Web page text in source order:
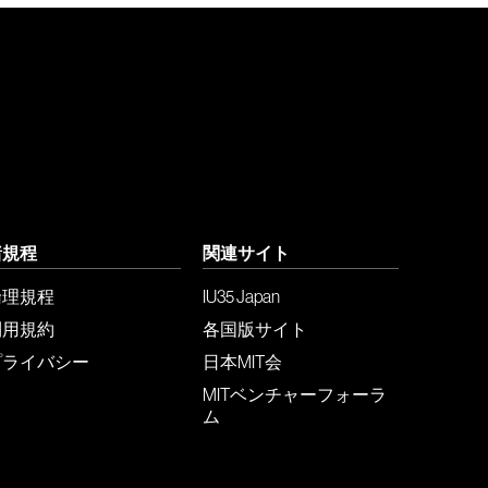
程
規程
規約
イバシー
関連サイト
IU35 Japan
各国版サイト
日本MIT会
MITベンチャーフォーラ
ム